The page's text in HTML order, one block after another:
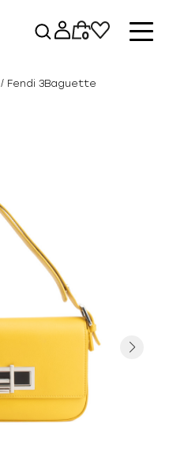
0
/ Fendi 3Baguette
Next